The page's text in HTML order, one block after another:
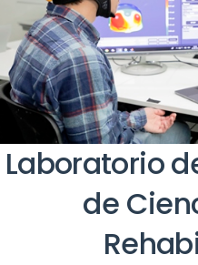
Laboratorio
de